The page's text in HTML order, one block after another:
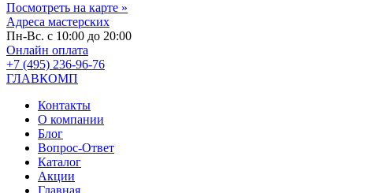
Посмотреть на карте »
Адреса мастерских
Пн-Вс. с 10:00 до 20:00
Онлайн оплата
+7 (495) 236-96-76
ГЛАВКОМП
Контакты
О компании
Блог
Вопрос-Ответ
Каталог
Акции
Главная